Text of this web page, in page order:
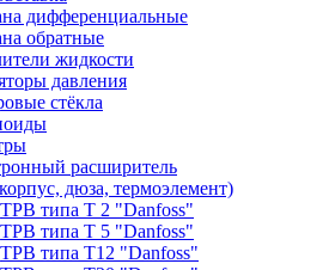
дифференциальные
обратные
жидкости
давления
стёкла
расширитель
дюза, термоэлемент)
ТРВ типа Т 2 "Danfoss"
ТРВ типа Т 5 "Danfoss"
ТРВ типа Т12 "Danfoss"